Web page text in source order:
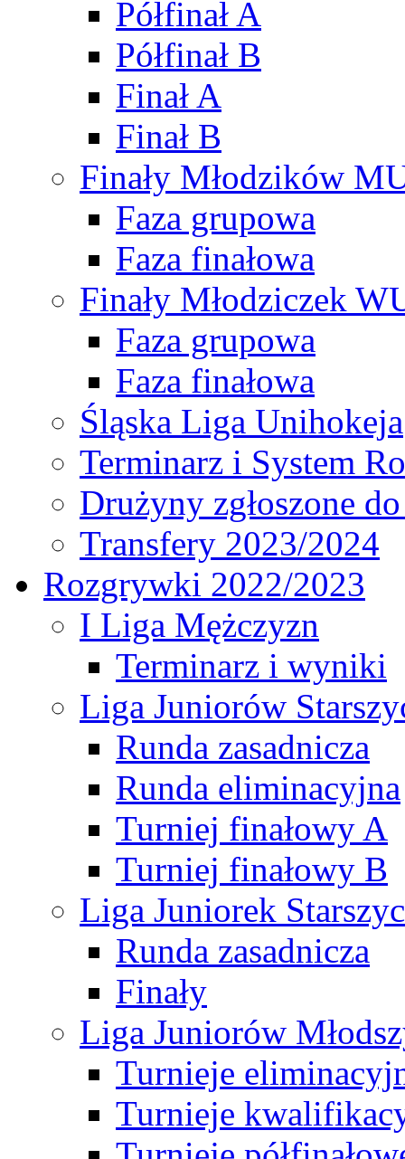
Półfinał A
Półfinał B
Finał A
Finał B
Finały Młodzików
Faza grupowa
Faza finałowa
Finały Młodziczek
Faza grupowa
Faza finałowa
Śląska Liga Unihokeja
Terminarz i System
Drużyny zgłoszone
Transfery 2023/2024
Rozgrywki 2022/2023
I Liga Mężczyzn
Terminarz i wyniki
Liga Juniorów
Runda zasadnicza
Runda eliminacyjna
Turniej finałowy A
Turniej finałowy B
Liga Juniorek
Runda zasadnicza
Finały
Liga Juniorów
Turnieje
Turnieje